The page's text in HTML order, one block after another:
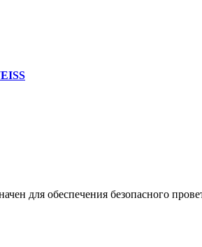
для обеспечения безопасного